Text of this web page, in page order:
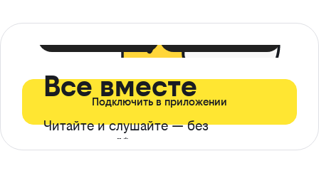
Все вместе
Читайте и слушайте — без
ограничений*
Подключить в приложении